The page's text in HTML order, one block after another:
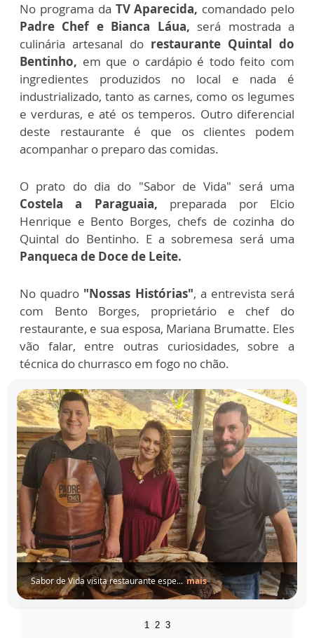
No programa da TV Aparecida, comandado pelo
Padre Chef e Bianca Láua, será mostrada a
culinária artesanal do restaurante Quintal do
Bentinho, em que o cardápio é todo feito com
ingredientes produzidos no local e nada é
industrializado, tanto as carnes, como os legumes
e verduras, e até os temperos. Outro diferencial
deste restaurante é que os clientes podem
acompanhar o preparo das comidas.
O prato do dia do "Sabor de Vida" será uma
Costela a Paraguaia, preparada por Elcio
Henrique e Bento Borges, chefs de cozinha do
Quintal do Bentinho. E a sobremesa será uma
Panqueca de Doce de Leite.
No quadro "Nossas Histórias", a entrevista será
com Bento Borges, proprietário e chef do
restaurante, e sua esposa, Mariana Brumatte. Eles
vão falar, entre outras curiosidades, sobre a
técnica do churrasco em fogo no chão.
Sabor de Vida visita restaurante espe... mais
1 2 3